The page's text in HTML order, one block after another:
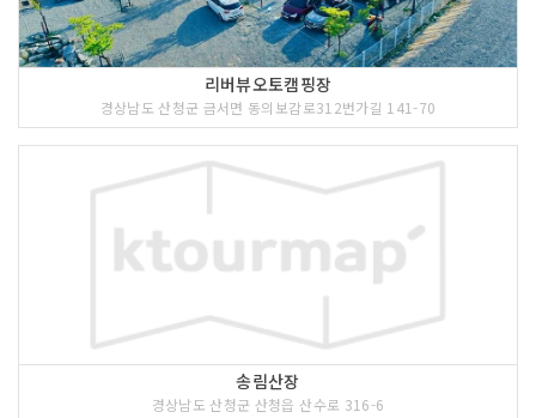
리버뷰오토캠핑장
경상남도 산청군 금서면 동의보감로312번가길 141-70
송림산장
경상남도 산청군 산청읍 산수로 316-6